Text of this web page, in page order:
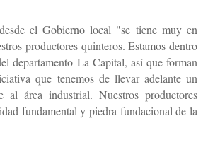
el Gobierno local "se tiene muy en
productores quinteros. Estamos dentro
departamento La Capital, así que forman
que tenemos de llevar adelante un
al área industrial. Nuestros productores
fundamental y piedra fundacional de la